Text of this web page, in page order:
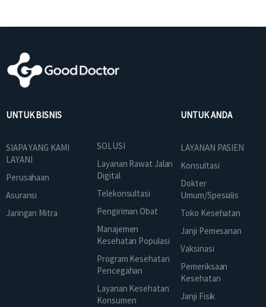
UNTUK BISNIS
SIAPA YANG KAMI
LAYANI
Perusahaan
Asuransi
Jaringan Mitra
SOLUSI
Layanan Rawat Jalan
Digital
Telekonsultasi
Pengiriman Obat
Manajemen
Kesehatan Populasi
Program Kesehatan
Pencegahan
Layanan Kesehatan
Konsumen
UNTUK ANDA
LAYANAN PASIEN
Konsultasi
Dokter
Umum/Spesialis
Toko Kesehatan
Janji Pemesanan
Vaksinasi
Pemeriksaan
Kesehatan
Janji Fisik